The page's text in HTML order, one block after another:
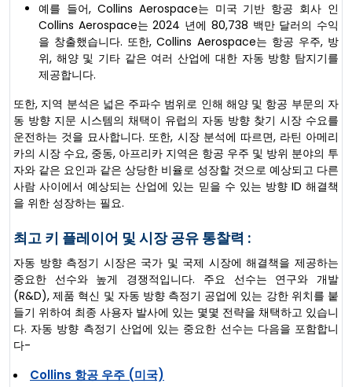
예를 들어, Collins Aerospace는 미국 기반 항공 회사 인
Collins Aerospace는 2024 년에 80,738 백만 달러의 수익
을 창출했습니다. 또한, Collins Aerospace는 항공 우주, 방
위, 해양 및 기타 같은 여러 산업에 대한 자동 방향 탐지기를
제공합니다.
또한, 지역 분석은 넓은 주파수 범위로 인해 해양 및 항공 부문의 자
동 방향 지문 시스템의 채택이 유럽의 자동 방향 찾기 시장 수요를
운전하는 것을 묘사합니다. 또한, 시장 분석에 따르면, 라틴 아메리
카의 시장 수요, 중동, 아프리카 지역은 항공 우주 및 방위 분야의 투
자와 같은 요인과 같은 상당한 비율로 성장할 것으로 예상되고 다른
사람 사이에서 예상되는 산업에 있는 믿을 수 있는 방향 ID 해결책
을 위한 성장하는 필요.
최고 키 플레이어 및 시장 공유 통찰력 :
자동 방향 측정기 시장은 국가 및 국제 시장에 해결책을 제공하는
중요한 선수와 높게 경쟁적입니다. 주요 선수는 연구와 개발
(R&D), 제품 혁신 및 자동 방향 측정기 공업에 있는 강한 위치를 붙
들기 위하여 최종 사용자 발사에 있는 몇몇 전략을 채택하고 있습니
다. 자동 방향 측정기 산업에 있는 중요한 선수는 다음을 포함합니
다-
Collins 항공 우주 (미국)